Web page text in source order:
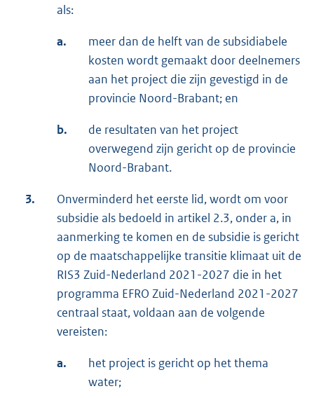
als:
a.
meer dan de helft van de subsidiabele
kosten wordt gemaakt door deelnemers
aan het project die zijn gevestigd in de
provincie Noord-Brabant; en
b.
de resultaten van het project
overwegend zijn gericht op de provincie
Noord-Brabant.
3.
Onverminderd het eerste lid, wordt om voor
subsidie als bedoeld in artikel 2.3, onder a, in
aanmerking te komen en de subsidie is gericht
op de maatschappelijke transitie klimaat uit de
RIS3 Zuid-Nederland 2021-2027 die in het
programma EFRO Zuid-Nederland 2021-2027
centraal staat, voldaan aan de volgende
vereisten:
a.
het project is gericht op het thema
water;